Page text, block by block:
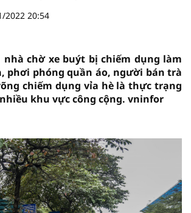
2022 20:54
nhà chờ xe buýt bị chiếm dụng làm
phơi phóng quần áo, người bán trà
chiếm dụng vỉa hè là thực trạng
khu vực công cộng. vninfor